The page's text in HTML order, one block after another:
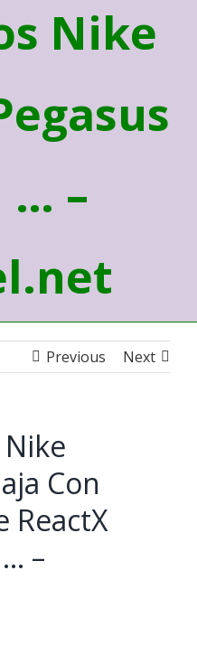
Nike
… –
Previous Next
Con
ReactX
–